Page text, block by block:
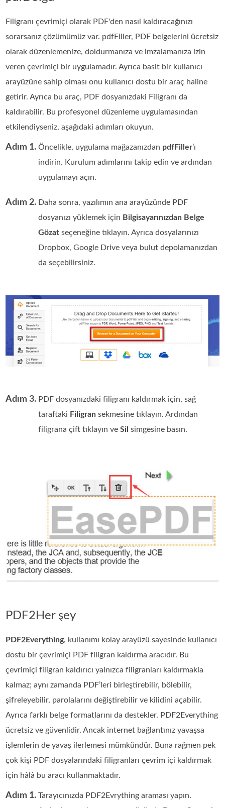
Filigranı çevrimiçi olarak PDF'den nasıl kaldıracağınızı
sorarsanız çözümümüz var. pdfFiller, PDF belgelerini ücretsiz
olarak düzenlemenize, doldurmanıza ve imzalamanıza izin
veren çevrimiçi bir uygulamadır. Ayrıca basit bir kullanıcı
arayüzüne sahip olması onu kullanıcı dostu bir araç haline
getirir. Ayrıca bu araç, PDF dosyanızdaki Filigranı da
kaldırabilir. Bu profesyonel düzenleme uygulamasından
etkilendiyseniz, aşağıdaki adımları okuyun.
Adım 1. Öncelikle, uygulama mağazanızdan pdfFiller’ı
indirin. Kurulum adımlarını takip edin ve ardından
uygulamayı açın.
Adım 2. Daha sonra, yazılımın ana arayüzünde PDF
dosyanızı yüklemek için Bilgisayarınızdan Belge
Gözat seçeneğine tıklayın. Ayrıca dosyalarınızı
Dropbox, Google Drive veya bulut depolamanızdan
da seçebilirsiniz.
Adım 3. PDF dosyanızdaki filigranı kaldırmak için, sağ
taraftaki Filigran sekmesine tıklayın. Ardından
filigrana çift tıklayın veSil simgesine basın.
PDF2Her şey
PDF2Everything, kullanımı kolay arayüzü sayesinde kullanıcı
dostu bir çevrimiçi PDF filigran kaldırma aracıdır. Bu
çevrimiçi filigran kaldırıcı yalnızca filigranları kaldırmakla
kalmaz; aynı zamanda PDF’leri birleştirebilir, bölebilir,
şifreleyebilir, parolalarını değiştirebilir ve kilidini açabilir.
Ayrıca farklı belge formatlarını da destekler. PDF2Everything
ücretsiz ve güvenlidir. Ancak internet bağlantınız yavaşsa
işlemlerin de yavaş ilerlemesi mümkündür. Buna rağmen pek
çok kişi PDF dosyalarındaki filigranları çevrim içi kaldırmak
için hâlâ bu aracı kullanmaktadır.
Adım 1. Tarayıcınızda PDF2Evrything araması yapın.